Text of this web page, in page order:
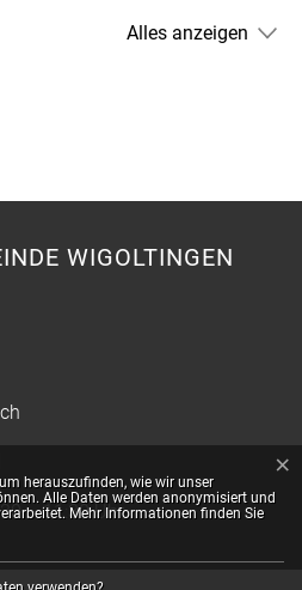
Alles anzeigen
WIGOLTINGEN
– 11:30 Uhr
herauszufinden, wie wir unser
Alle Daten werden anonymisiert und
Mehr Informationen finden Sie
×